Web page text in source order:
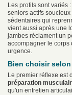
Les profils sont variés
seniors actifs
sédentaires qui
vient aussi après une
jambes réclament un
accompagner le corps
urgence.
Bien choisir
Le premier réflexe est
préparation
qu'un entretien